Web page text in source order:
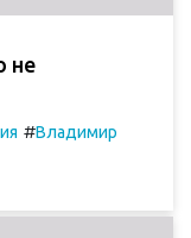
не
#Владимир